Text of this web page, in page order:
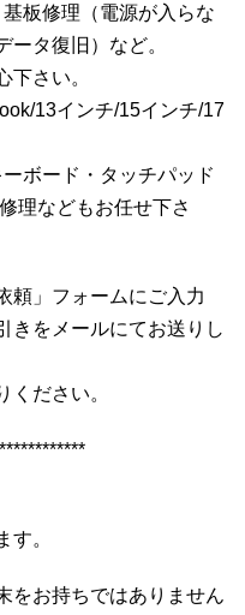
板修理（電源が入らな
ータ復旧）など。
下さい。
13インチ/15インチ/17
ボード・タッチパッド
理などもお任せ下さ
頼」フォームにご入力
きをメールにてお送りし
ください。
す。
をお持ちではありません